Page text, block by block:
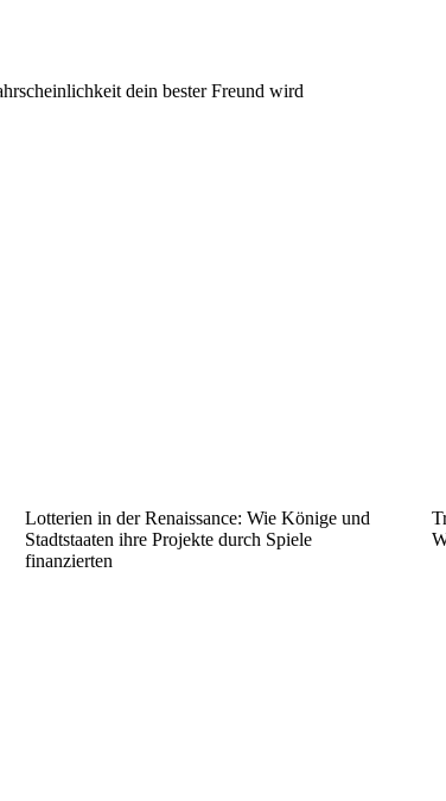
dein bester Freund wird
Lotterien in der Renaissance: Wie Könige und
Stadtstaaten ihre Projekte durch Spiele
finanzierten